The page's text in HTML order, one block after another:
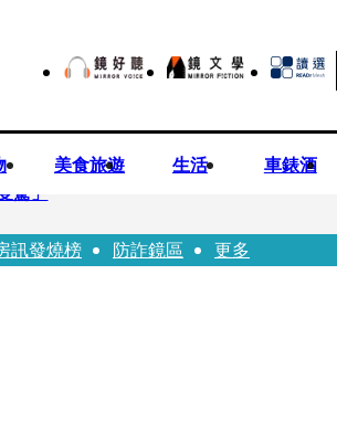
美食旅遊 生活 車錶酒
」
、林亭莉熱血狂奔殺青淚崩
訊發燒榜 防詐鏡區 更多